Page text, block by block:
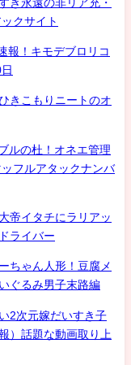
クサイト
報！キモデブロリコ
きこもりニートのオ
ルの杜！オネエ管理
フルアタックナンバ
帝イタチにラリアッ
ライバー
ちゃん人形！豆腐メ
ぐるみ男子末路編
2次元嫁だいすき子
）話題な動画取り上